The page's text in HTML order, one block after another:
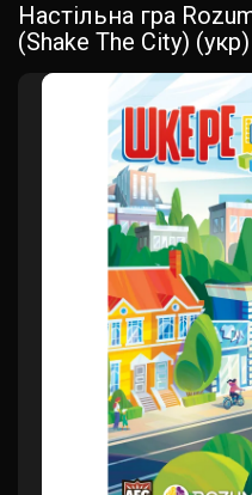
Настільна гра
(Shake The City)